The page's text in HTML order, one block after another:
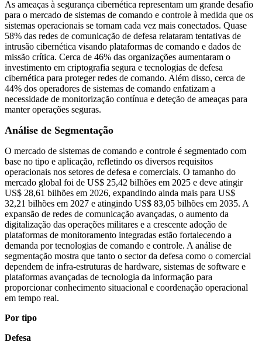
As ameaças à segurança cibernética representam um grande desafio
para o mercado de sistemas de comando e controle à medida que os
sistemas operacionais se tornam cada vez mais conectados. Quase
58% das redes de comunicação de defesa relataram tentativas de
intrusão cibernética visando plataformas de comando e dados de
missão crítica. Cerca de 46% das organizações aumentaram o
investimento em criptografia segura e tecnologias de defesa
cibernética para proteger redes de comando. Além disso, cerca de
44% dos operadores de sistemas de comando enfatizam a
necessidade de monitorização contínua e deteção de ameaças para
manter operações seguras.
Análise de Segmentação
O mercado de sistemas de comando e controle é segmentado com
base no tipo e aplicação, refletindo os diversos requisitos
operacionais nos setores de defesa e comerciais. O tamanho do
mercado global foi de US$ 25,42 bilhões em 2025 e deve atingir
US$ 28,61 bilhões em 2026, expandindo ainda mais para US$
32,21 bilhões em 2027 e atingindo US$ 83,05 bilhões em 2035. A
expansão de redes de comunicação avançadas, o aumento da
digitalização das operações militares e a crescente adoção de
plataformas de monitoramento integradas estão fortalecendo a
demanda por tecnologias de comando e controle. A análise de
segmentação mostra que tanto o sector da defesa como o comercial
dependem de infra-estruturas de hardware, sistemas de software e
plataformas avançadas de tecnologia da informação para
proporcionar conhecimento situacional e coordenação operacional
em tempo real.
Por tipo
Defesa